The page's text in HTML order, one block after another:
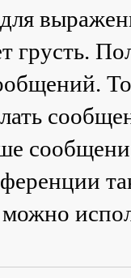
грусть.